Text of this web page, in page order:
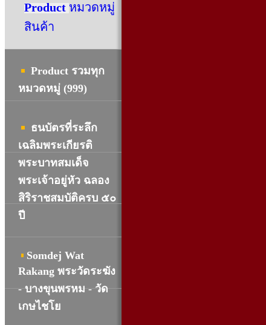
Product หมวดหมู่
สินค้า
Product รวมทุก
หมวดหมู่ (999)
ธนบัตรที่ระลึก
เฉลิมพระเกียรติ
พระบาทสมเด็จ
พระเจ้าอยู่หัว ฉลอง
สิริราชสมบัติครบ ๕๐
ปี
Somdej Wat
Rakang พระวัดระฆัง
- บางขุนพรหม - วัด
เกษไชโย